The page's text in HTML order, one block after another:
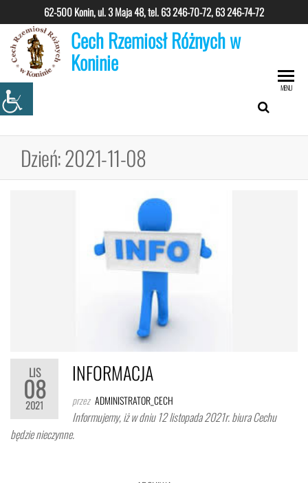
do
treści
62-500 Konin, ul. 3 Maja 48, tel.63 246-70-72, 63 246-74-72
Cech Rzemiosł Różnych w
Koninie
MENU
Dzień:2021-11-08
LIS
08
2021
INFORMACJA
przez ADMINISTRATOR_CECH
Informujemy, iż w dniu 12 listopada 2021r. biura Cechu
będzie nieczynne.